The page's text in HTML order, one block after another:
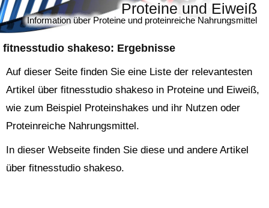
fitnesstudio shakeso: Ergebnisse
Proteine und Eiweiß
Information über Proteine und proteinreiche Nahrungsmittel
Auf dieser Seite finden Sie eine Liste der relevantesten
Artikel über fitnesstudio shakeso in Proteine und Eiweiß,
wie zum Beispiel Proteinshakes und ihr Nutzen oder
Proteinreiche Nahrungsmittel.
In dieser Webseite finden Sie diese und andere Artikel
über fitnesstudio shakeso.